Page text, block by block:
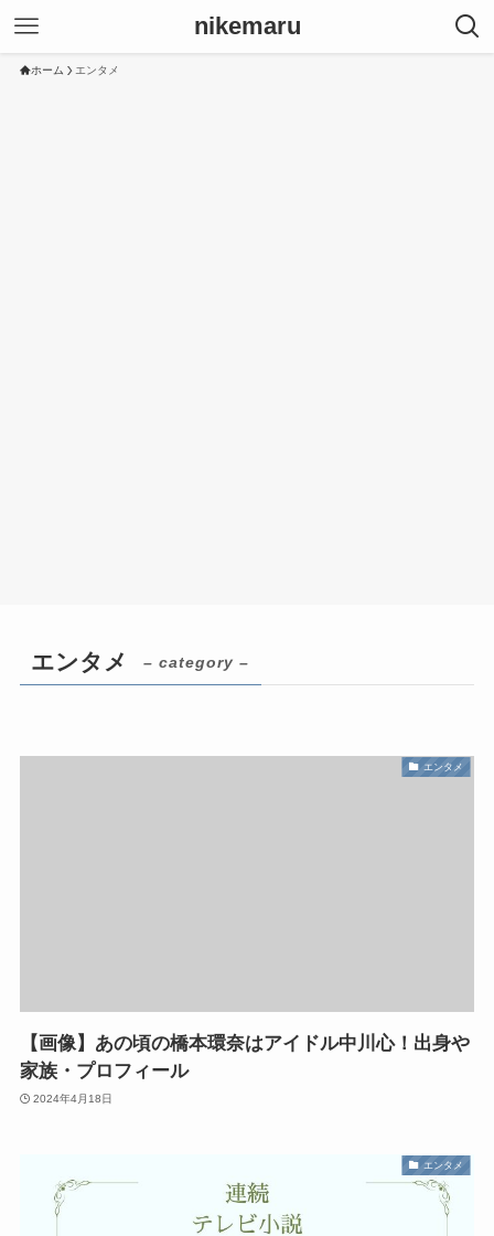
nikemaru
ホーム エンタメ
エンタメ – category –
エンタメ
【画像】あの頃の橋本環奈はアイドル中川心！出身や
家族・プロフィール
2024年4月18日
エンタメ